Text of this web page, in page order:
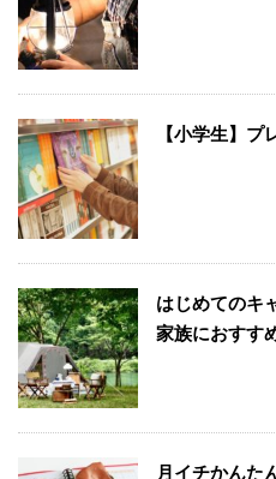
【小学生】
はじめてのキ
家族におすす
月イチかんた